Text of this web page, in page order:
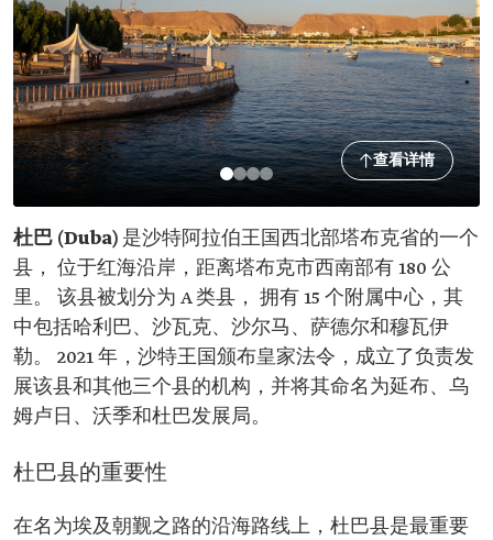
查看详情
杜巴 (Duba) 是沙特阿拉伯王国西北部塔布克省的一个
县， 位于红海沿岸，距离塔布克市西南部有 180 公
里。 该县被划分为 A 类县， 拥有 15 个附属中心，其
中包括哈利巴、沙瓦克、沙尔马、萨德尔和穆瓦伊
勒。 2021 年，沙特王国颁布皇家法令，成立了负责发
展该县和其他三个县的机构，并将其命名为延布、乌
姆卢日、沃季和杜巴发展局。
杜巴县的重要性
在名为埃及朝觐之路的沿海路线上，杜巴县是最重要